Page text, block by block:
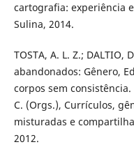
cartografia: experiência
Sulina, 2014.
TOSTA, A. L. Z.; DALTIO,
abandonados: Gênero,
corpos sem consistência.
C. (Orgs.), Currículos,
misturadas e
2012.